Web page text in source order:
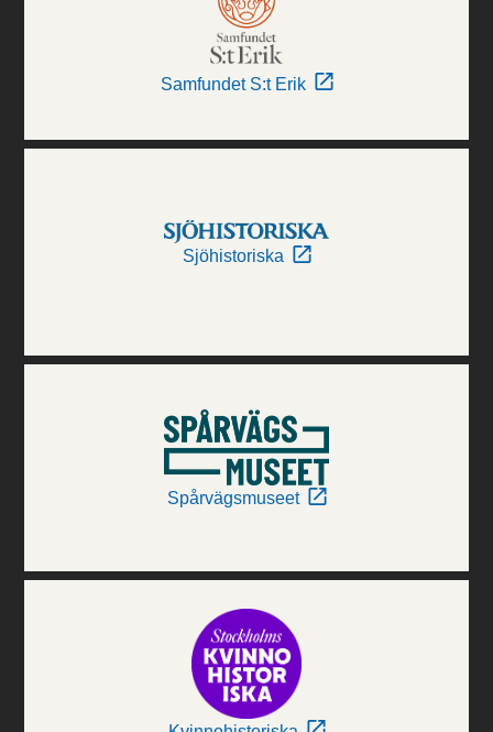
Samfundet S:t Erik
Sjöhistoriska
Spårvägsmuseet